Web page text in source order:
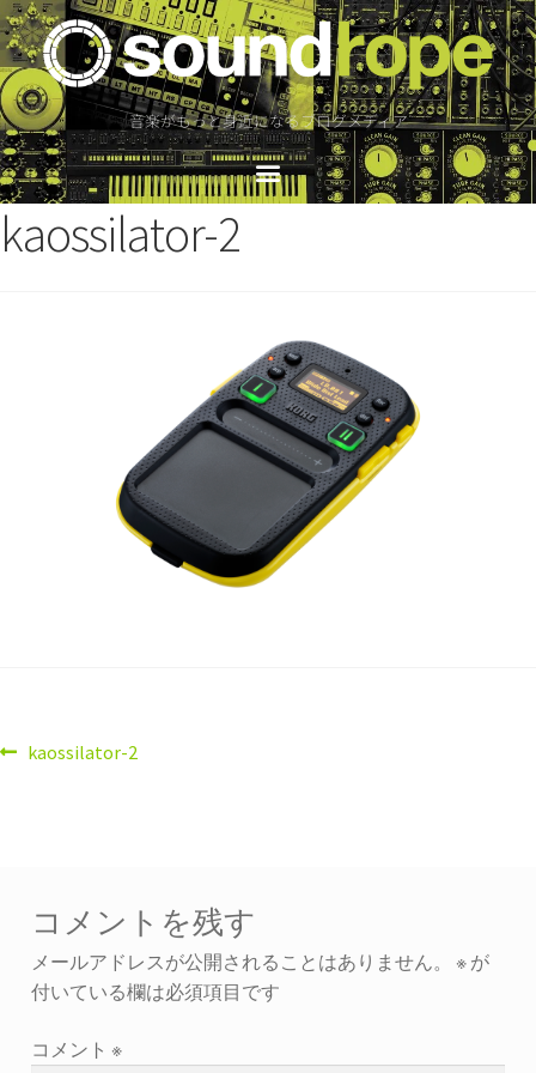
音楽がもっと身近になるブログメディア
kaossilator-2
kaossilator-2
コメントを残す
メールアドレスが公開されることはありません。 ※が
付いている欄は必須項目です
コメント ※